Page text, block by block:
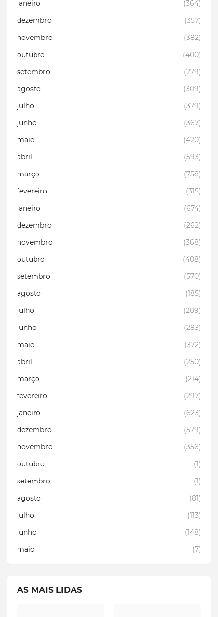
janeiro
(364)
dezembro
(357)
novembro
(382)
outubro
(400)
setembro
(279)
agosto
(309)
julho
(379)
junho
(367)
maio
(420)
abril
(593)
março
(758)
fevereiro
(315)
janeiro
(674)
dezembro
(262)
novembro
(368)
outubro
(408)
setembro
(570)
agosto
(185)
julho
(289)
junho
(283)
maio
(372)
abril
(250)
março
(214)
fevereiro
(297)
janeiro
(623)
dezembro
(579)
novembro
(356)
outubro
(1)
setembro
(1)
agosto
(81)
julho
(113)
junho
(148)
maio
(7)
AS MAIS LIDAS